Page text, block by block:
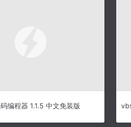
编程器 1.1.5 中文免装版